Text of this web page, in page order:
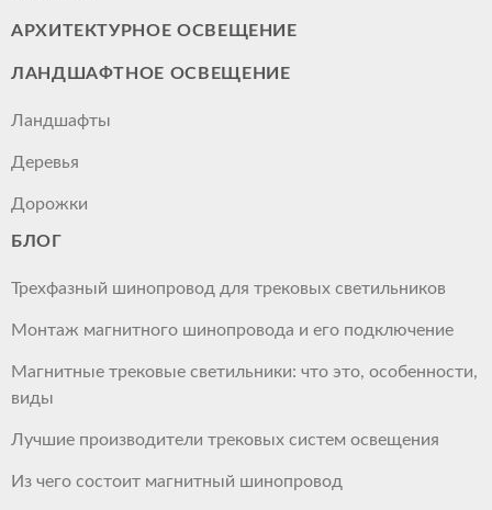
АРХИТЕКТУРНОЕ ОСВЕЩЕНИЕ
ЛАНДШАФТНОЕ ОСВЕЩЕНИЕ
Ландшафты
Деревья
Дорожки
БЛОГ
Трехфазный шинопровод для трековых светильников
Монтаж магнитного шинопровода и его подключение
Магнитные трековые светильники: что это, особенности,
виды
Лучшие производители трековых систем освещения
Из чего состоит магнитный шинопровод